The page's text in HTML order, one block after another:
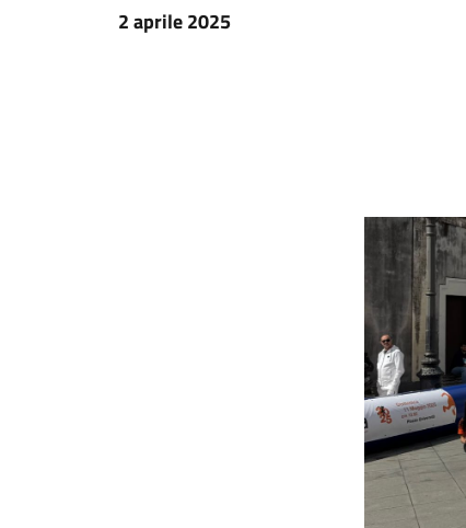
2 aprile 2025